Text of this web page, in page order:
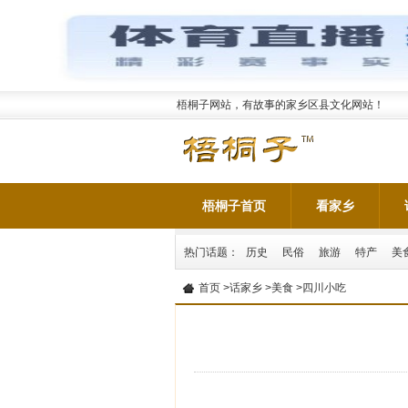
梧桐子网站，有故事的家乡区县文化网站！
梧桐子首页 看家乡
热门话题： 历史 民俗 旅游 特产 美
首页 >话家乡 >美食 >四川小吃